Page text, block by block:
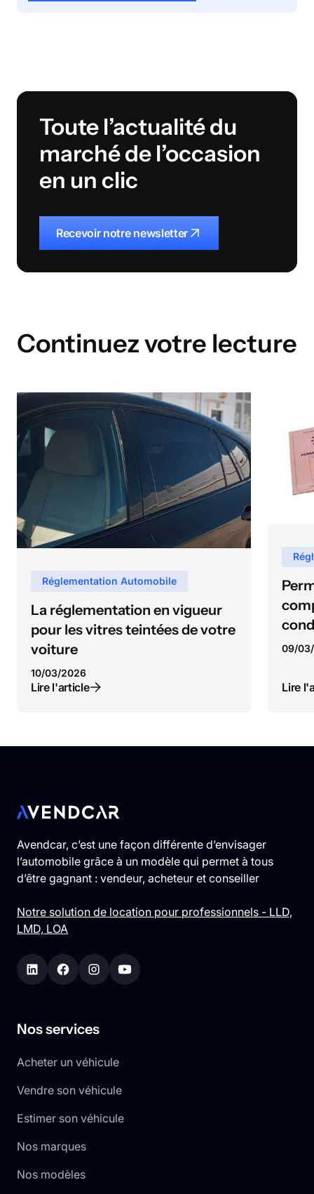
Toute l’actualité du
marché de l’occasion
en un clic
Recevoir notre newsletter
Continuez votre lecture
Réglementation Automobile
La réglementation en vigueur
pour les vitres teintées de votre
voiture
10/03/2026
Lire l'article
09/03/
Lire
Avendcar, c’est une façon différente d’envisager
l’automobile grâce à un modèle qui permet à tous
d’être gagnant : vendeur, acheteur et conseiller
Notre solution de location pour professionnels - LLD,
LMD, LOA
Nos services
Acheter un véhicule
Vendre son véhicule
Estimer son véhicule
Nos marques
Nos modèles